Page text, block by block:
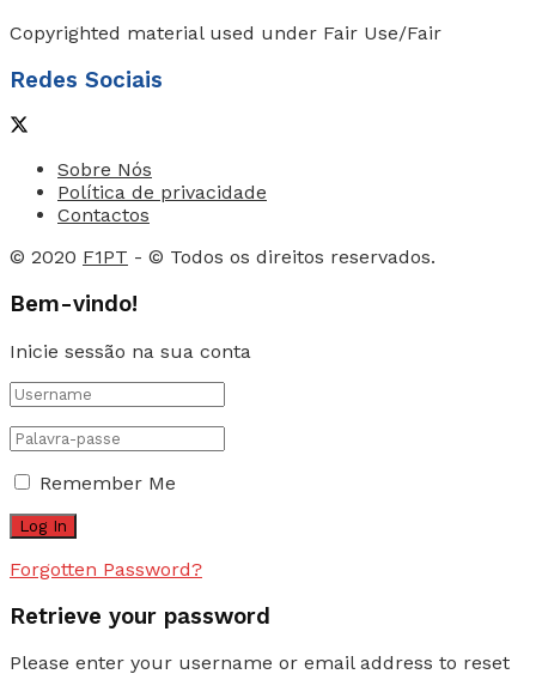
Copyrighted material used under Fair Use/Fair
Redes Sociais
Sobre Nós
Política de privacidade
Contactos
© 2020 F1PT - © Todos os direitos reservados.
Bem-vindo!
Inicie sessão na sua conta
Remember Me
Forgotten Password?
Retrieve your password
Please enter your username or email address to reset